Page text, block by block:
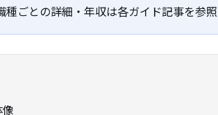
種ごとの詳細・年収は各ガイド記事を参照